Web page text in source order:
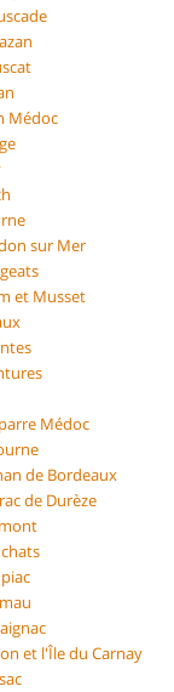
Médoc
sur Mer
et Musset
Médoc
de Bordeaux
de Durèze
et l'Île du Carnay